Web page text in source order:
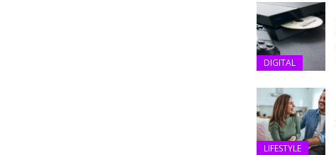
DIGITAL
LIFESTYLE